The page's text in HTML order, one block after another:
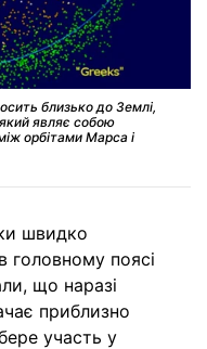
близько до Землі,
являє собою
орбітами Марса і
швидко
головному поясі
що наразі
приблизно
участь у